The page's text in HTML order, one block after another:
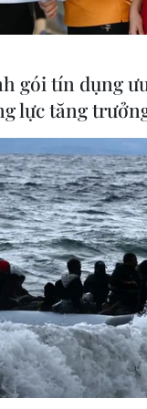
hàng
tới Nội
cánh
với mưa
làm đảo
sân bay
loạt
bay vòng
hướng
Houthi
vụ tấn
tàu
Biển
Lực
Yemen
thuyền
MSV
treo cờ
tàu bị
gói tín dụng
lực tăng